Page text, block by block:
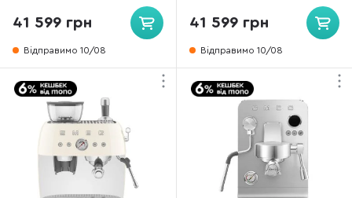
41 599 грн
Відправимо 10/08
41 599 грн
Відправимо 10/08